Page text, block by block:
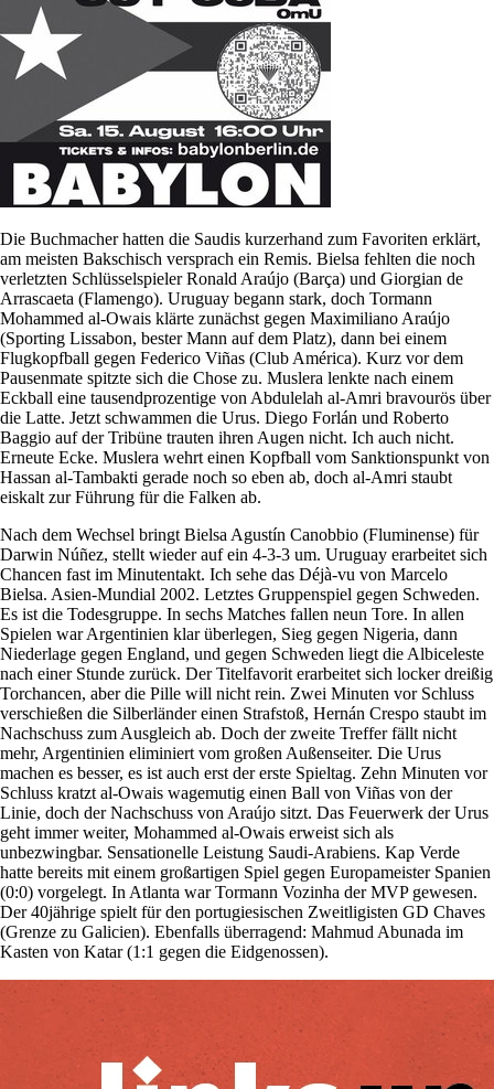
Die Buchmacher hatten die Saudis kurzerhand zum Favoriten erklärt,
am meisten Bakschisch versprach ein Remis. Bielsa fehlten die noch
verletzten Schlüsselspieler Ronald Araújo (Barça) und Giorgian de
Arrascaeta (Flamengo). Uruguay begann stark, doch Tormann
Mohammed al-Owais klärte zunächst gegen Maximiliano Araújo
(Sporting Lissabon, bester Mann auf dem Platz), dann bei einem
Flugkopfball gegen Federico Viñas (Club América). Kurz vor dem
Pausenmate spitzte sich die Chose zu. Muslera lenkte nach einem
Eckball eine tausendprozentige von Abdulelah al-Amri bravourös über
die Latte. Jetzt schwammen die Urus. Diego Forlán und Roberto
Baggio auf der Tribüne trauten ihren Augen nicht. Ich auch nicht.
Erneute Ecke. Muslera wehrt einen Kopfball vom Sanktionspunkt von
Hassan al-Tambakti gerade noch so eben ab, doch al-Amri staubt
eiskalt zur Führung für die Falken ab.
Nach dem Wechsel bringt Bielsa Agustín Canobbio (Fluminense) für
Darwin Núñez, stellt wieder auf ein 4-3-3 um. Uruguay erarbeitet sich
Chancen fast im Minutentakt. Ich sehe das Déjà-vu von Marcelo
Bielsa. Asien-Mundial 2002. Letztes Gruppenspiel gegen Schweden.
Es ist die Todesgruppe. In sechs Matches fallen neun Tore. In allen
Spielen war Argentinien klar überlegen, Sieg gegen Nigeria, dann
Niederlage gegen England, und gegen Schweden liegt die Albiceleste
nach einer Stunde zurück. Der Titelfavorit erarbeitet sich locker dreißig
Torchancen, aber die Pille will nicht rein. Zwei Minuten vor Schluss
verschießen die Silberländer einen Strafstoß, Hernán Crespo staubt im
Nachschuss zum Ausgleich ab. Doch der zweite Treffer fällt nicht
mehr, Argentinien eliminiert vom großen Außenseiter. Die Urus
machen es besser, es ist auch erst der erste Spieltag. Zehn Minuten vor
Schluss kratzt al-Owais wagemutig einen Ball von Viñas von der
Linie, doch der Nachschuss von Araújo sitzt. Das Feuerwerk der Urus
geht immer weiter, Mohammed al-Owais erweist sich als
unbezwingbar. Sensationelle Leistung Saudi-Arabiens. Kap Verde
hatte bereits mit einem großartigen Spiel gegen Europameister Spanien
(0:0) vorgelegt. In Atlanta war Tormann Vozinha der MVP gewesen.
Der 40jährige spielt für den portugiesischen Zweitligisten GD Chaves
(Grenze zu Galicien). Ebenfalls überragend: Mahmud Abunada im
Kasten von Katar (1:1 gegen die Eidgenossen).